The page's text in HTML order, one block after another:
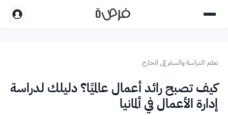
تعلم/الدراسة والسفر إلى الخارج
كيف تصبح رائد أعمال عالميًا؟ دليلك لدراسة
إدارة الأعمال في ألمانيا